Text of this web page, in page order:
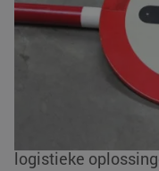
andere decomplete
uitklaringen,
logistieke
logistieke